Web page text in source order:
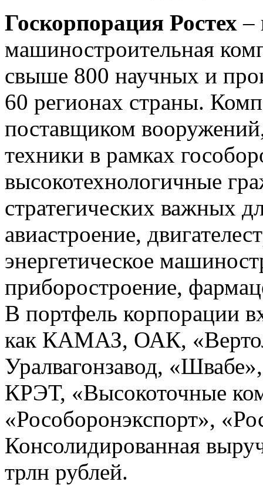
Госкорпорация Ростех–
машиностроительная
свыше 800 научных и
60 регионах страны.
поставщиком
техники в рамках
высокотехнологичные
стратегических важных
авиастроение,
энергетическое
приборостроение,
В портфель корпорации
как КАМАЗ, ОАК,
Уралвагонзавод,
КРЭТ, «Высокоточные
«Рособоронэкспорт»,
Консолидированная
трлн рублей.